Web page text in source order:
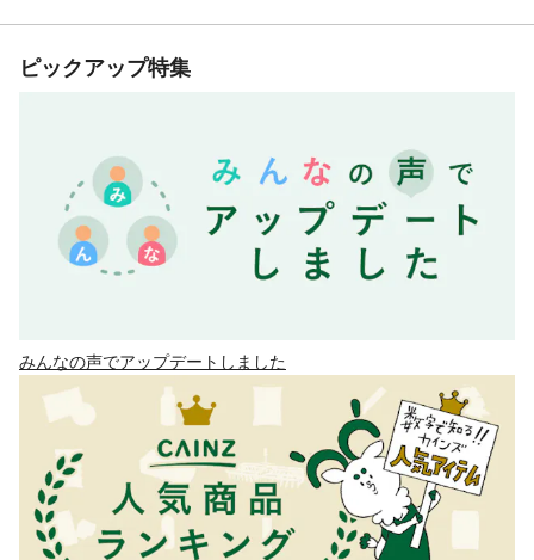
ピックアップ特集
みんなの声でアップデートしました